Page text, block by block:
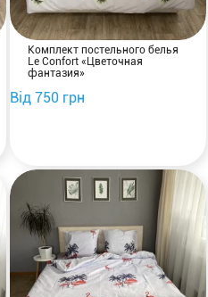
Комплект постельного белья
Le Confort «Цветочная
фантазия»
Від 750 грн